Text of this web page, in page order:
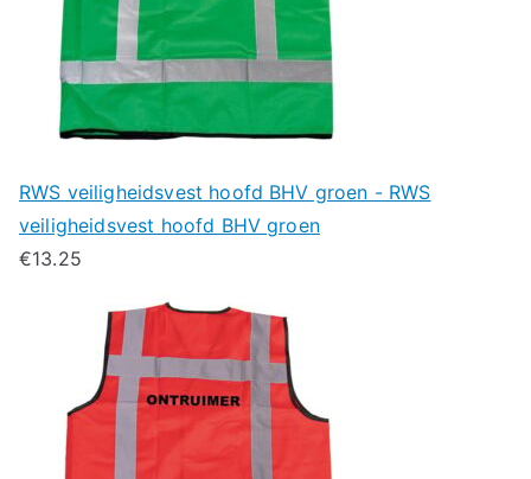
RWS veiligheidsvest hoofd BHV groen - RWS
veiligheidsvest hoofd BHV groen
€13.25